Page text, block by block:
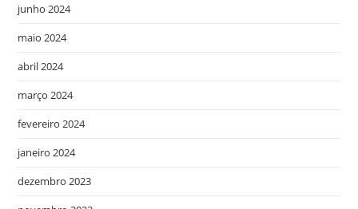
junho 2024
maio 2024
abril 2024
março 2024
fevereiro 2024
janeiro 2024
dezembro 2023